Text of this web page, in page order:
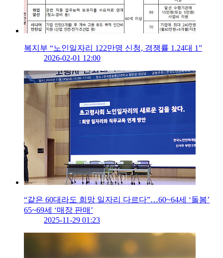
복지부 “노인일자리 122만명 신청, 경쟁률 1.24대 1”
2026-02-01 12:00
“같은 60대라도 희망 일자리 다르다”…60~64세 ‘돌봄’
65~69세 ‘매장 판매’
2025-11-29 01:23